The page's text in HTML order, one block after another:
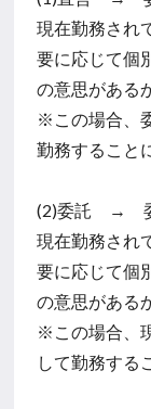
現在勤務され
要に応じて個
の意思がある
※この場合、
勤務すること
(2)委託 →
現在勤務され
要に応じて個
の意思がある
※この場合、
して勤務する